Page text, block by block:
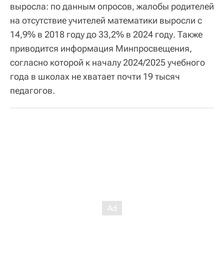
выросла: по данным опросов, жалобы родителей
на отсутствие учителей математики выросли с
14,9% в 2018 году до 33,2% в 2024 году. Также
приводится информация Минпросвещения,
согласно которой к началу 2024/2025 учебного
года в школах не хватает почти 19 тысяч
педагогов.